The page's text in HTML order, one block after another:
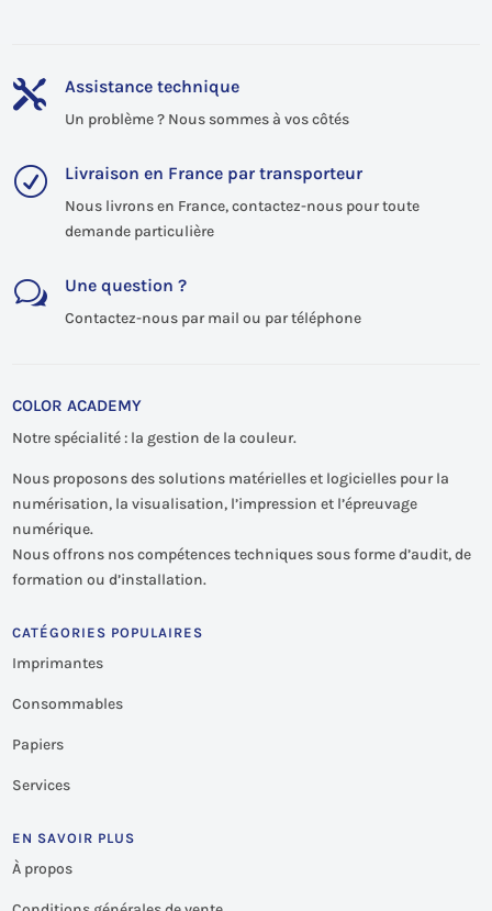
 Assistance technique
Un problème ? Nous sommes à vos côtés
R Livraison en France par transporteur
Nous livrons en France, contactez-nous pour toute
demande particulière
w Une question ?
Contactez-nous par mail ou par téléphone
COLOR ACADEMY
Notre spécialité : la gestion de la couleur.
Nous proposons des solutions matérielles et logicielles pour la
numérisation, la visualisation, l’impression et l’épreuvage
numérique.
Nous offrons nos compétences techniques sous forme d’audit, de
formation ou d’installation.
CATÉGORIES POPULAIRES
Imprimantes
Consommables
Papiers
Services
EN SAVOIR PLUS
À propos